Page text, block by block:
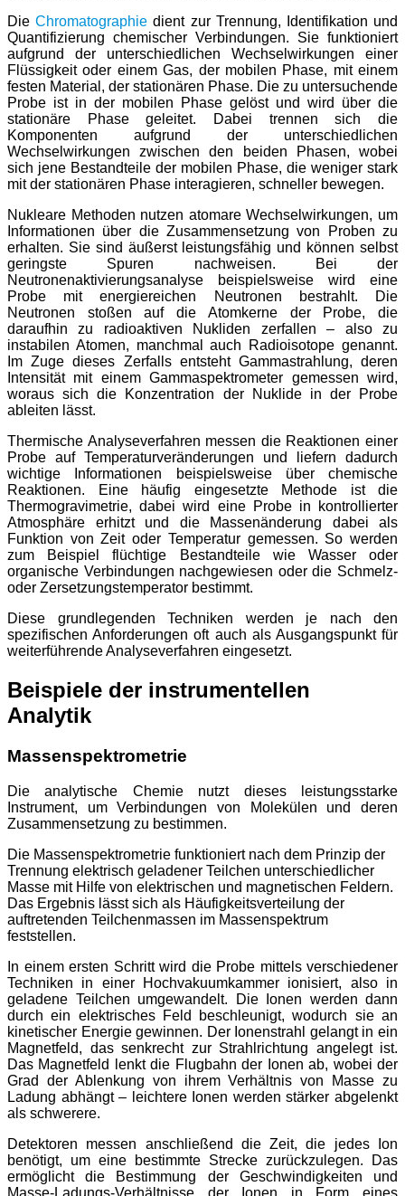
DieChromatographie dient zur Trennung, Identifikation und
Quantifizierung chemischer Verbindungen. Sie funktioniert
aufgrund der unterschiedlichen Wechselwirkungen einer
Flüssigkeit oder einem Gas, der mobilen Phase, mit einem
festen Material, der stationären Phase. Die zu untersuchende
Probe ist in der mobilen Phase gelöst und wird über die
stationäre Phase geleitet. Dabei trennen sich die
Komponenten aufgrund der unterschiedlichen
Wechselwirkungen zwischen den beiden Phasen, wobei
sich jene Bestandteile der mobilen Phase, die weniger stark
mit der stationären Phase interagieren, schneller bewegen.
Nukleare Methoden nutzen atomare Wechselwirkungen, um
Informationen über die Zusammensetzung von Proben zu
erhalten. Sie sind äußerst leistungsfähig und können selbst
geringste Spuren nachweisen. Bei der
Neutronenaktivierungsanalyse beispielsweise wird eine
Probe mit energiereichen Neutronen bestrahlt. Die
Neutronen stoßen auf die Atomkerne der Probe, die
daraufhin zu radioaktiven Nukliden zerfallen – also zu
instabilen Atomen, manchmal auch Radioisotope genannt.
Im Zuge dieses Zerfalls entsteht Gammastrahlung, deren
Intensität mit einem Gammaspektrometer gemessen wird,
woraus sich die Konzentration der Nuklide in der Probe
ableiten lässt.
Thermische Analyseverfahren messen die Reaktionen einer
Probe auf Temperaturveränderungen und liefern dadurch
wichtige Informationen beispielsweise über chemische
Reaktionen. Eine häufig eingesetzte Methode ist die
Thermogravimetrie, dabei wird eine Probe in kontrollierter
Atmosphäre erhitzt und die Massenänderung dabei als
Funktion von Zeit oder Temperatur gemessen. So werden
zum Beispiel flüchtige Bestandteile wie Wasser oder
organische Verbindungen nachgewiesen oder die Schmelz-
oder Zersetzungstemperator bestimmt.
Diese grundlegenden Techniken werden je nach den
spezifischen Anforderungen oft auch als Ausgangspunkt für
weiterführende Analyseverfahren eingesetzt.
Beispiele der instrumentellen
Analytik
Massenspektrometrie
Die analytische Chemie nutzt dieses leistungsstarke
Instrument, um Verbindungen von Molekülen und deren
Zusammensetzung zu bestimmen.
Die Massenspektrometrie funktioniert nach dem Prinzip der
Trennung elektrisch geladener Teilchen unterschiedlicher
Masse mit Hilfe von elektrischen und magnetischen Feldern.
Das Ergebnis lässt sich als Häufigkeitsverteilung der
auftretenden Teilchenmassen im Massenspektrum
feststellen.
In einem ersten Schritt wird die Probe mittels verschiedener
Techniken in einer Hochvakuumkammer ionisiert, also in
geladene Teilchen umgewandelt. Die Ionen werden dann
durch ein elektrisches Feld beschleunigt, wodurch sie an
kinetischer Energie gewinnen. Der Ionenstrahl gelangt in ein
Magnetfeld, das senkrecht zur Strahlrichtung angelegt ist.
Das Magnetfeld lenkt die Flugbahn der Ionen ab, wobei der
Grad der Ablenkung von ihrem Verhältnis von Masse zu
Ladung abhängt – leichtere Ionen werden stärker abgelenkt
als schwerere.
Detektoren messen anschließend die Zeit, die jedes Ion
benötigt, um eine bestimmte Strecke zurückzulegen. Das
ermöglicht die Bestimmung der Geschwindigkeiten und
Masse-Ladungs-Verhältnisse der Ionen in Form eines